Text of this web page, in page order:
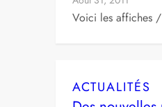
Voici les affiches /
ACTUALITÉS